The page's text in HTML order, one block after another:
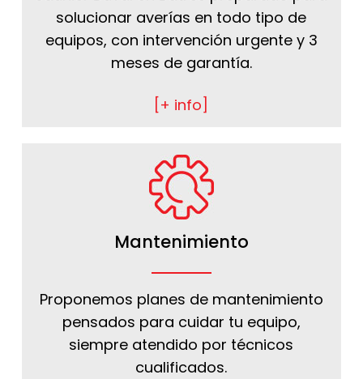
solucionar averías en todo tipo de
equipos, con intervención urgente y 3
meses de garantía.
[+ info]
Mantenimiento
Proponemos planes de mantenimiento
pensados para cuidar tu equipo,
siempre atendido por técnicos
cualificados.